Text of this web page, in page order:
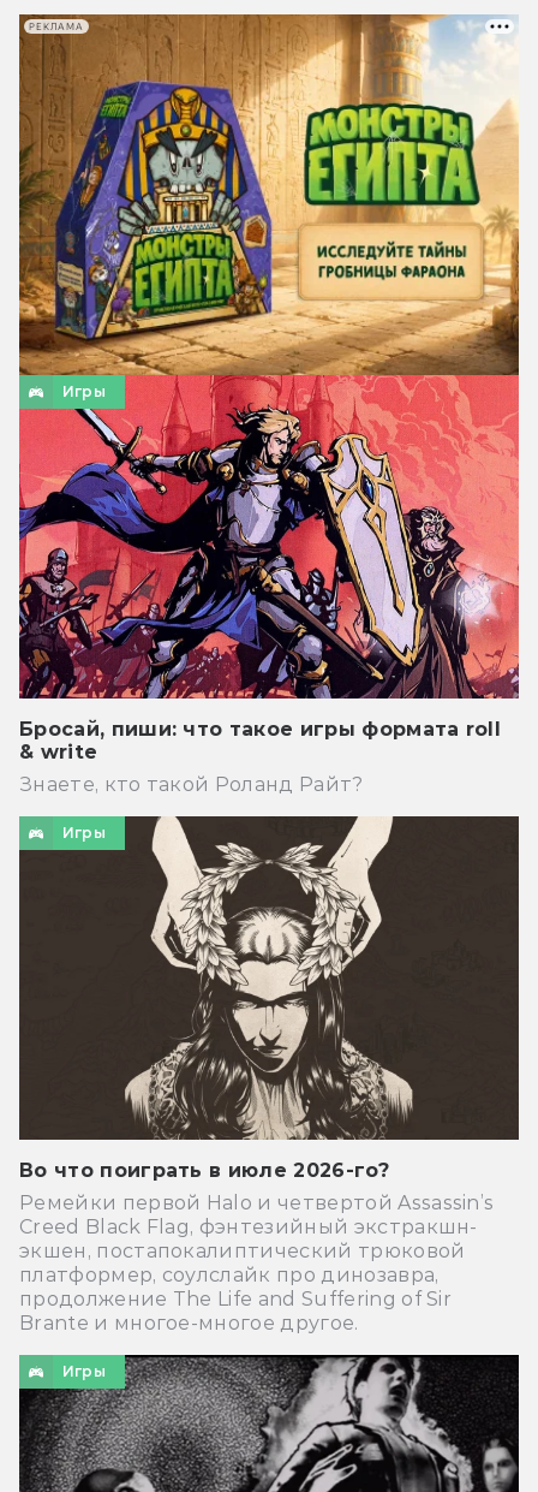
Игры
Бросай, пиши: что такое игры формата roll
& write
Знаете, кто такой Роланд Райт?
Игры
Во что поиграть в июле 2026-го?
Ремейки первой Halo и четвертой Assassin’s
Creed Black Flag, фэнтезийный экстракшн-
экшен, постапокалиптический трюковой
платформер, соулслайк про динозавра,
продолжение The Life and Suffering of Sir
Brante и многое-многое другое.
Игры
РЕКЛАМА